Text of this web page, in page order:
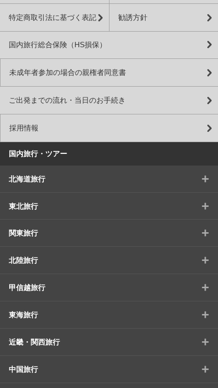
特定商取引法に基づく表記 勧誘方針
国内旅行総合保険（HS損保）
未成年者参加の場合の親権者同意書
ご出発までの流れ・当日のお手続き
採用情報
国内旅行・ツアー
北海道旅行 +
東北旅行 +
関東旅行 +
北陸旅行 +
甲信越旅行 +
東海旅行 +
近畿・関西旅行 +
中国旅行 +